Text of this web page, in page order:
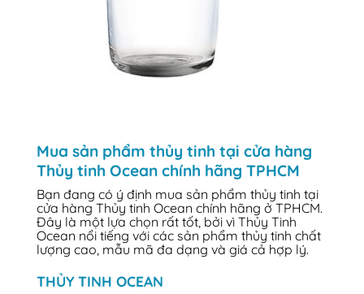
Mua sản phẩm thủy tinh tại cửa hàng
Thủy tinh Ocean chính hãng TPHCM
Bạn đang có ý định mua sản phẩm thủy tinh tại
cửa hàng Thủy tinh Ocean chính hãng ở TPHCM.
Đây là một lựa chọn rất tốt, bởi vì Thủy Tinh
Ocean nổi tiếng với các sản phẩm thủy tinh chất
lượng cao, mẫu mã đa dạng và giá cả hợp lý.
THỦY TINH OCEAN